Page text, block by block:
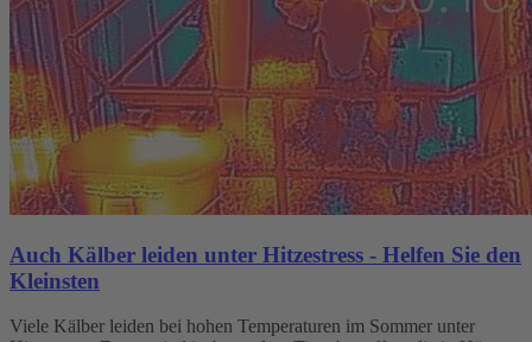
Auch Kälber leiden unter Hitzestress - Helfen Sie den
Kleinsten
Viele Kälber leiden bei hohen Temperaturen im Sommer unter